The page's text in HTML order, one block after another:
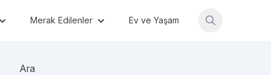
Merak Edilenler Ev ve Yaşam
Ara